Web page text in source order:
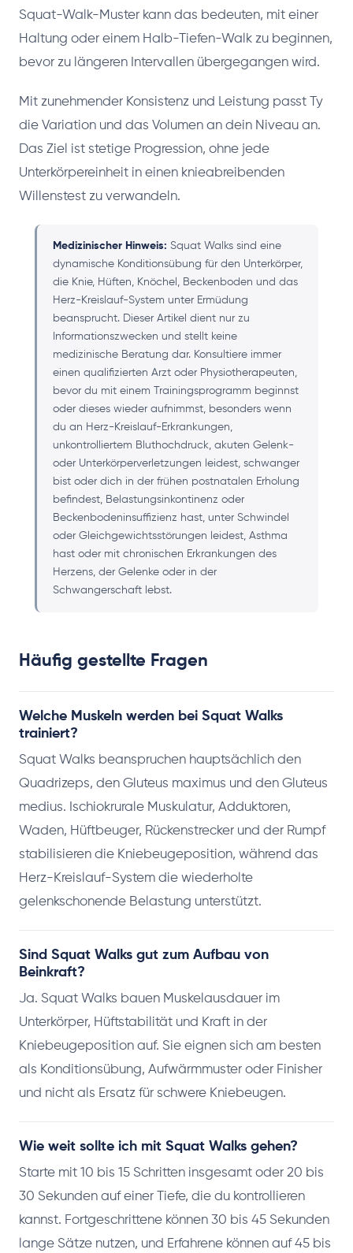
Squat-Walk-Muster kann das bedeuten, mit einer
Haltung oder einem Halb-Tiefen-Walk zu beginnen,
bevor zu längeren Intervallen übergegangen wird.
Mit zunehmender Konsistenz und Leistung passt Ty
die Variation und das Volumen an dein Niveau an.
Das Ziel ist stetige Progression, ohne jede
Unterkörpereinheit in einen knieabreibenden
Willenstest zu verwandeln.
Medizinischer Hinweis: Squat Walks sind eine
dynamische Konditionsübung für den Unterkörper,
die Knie, Hüften, Knöchel, Beckenboden und das
Herz-Kreislauf-System unter Ermüdung
beansprucht. Dieser Artikel dient nur zu
Informationszwecken und stellt keine
medizinische Beratung dar. Konsultiere immer
einen qualifizierten Arzt oder Physiotherapeuten,
bevor du mit einem Trainingsprogramm beginnst
oder dieses wieder aufnimmst, besonders wenn
du an Herz-Kreislauf-Erkrankungen,
unkontrolliertem Bluthochdruck, akuten Gelenk-
oder Unterkörperverletzungen leidest, schwanger
bist oder dich in der frühen postnatalen Erholung
befindest, Belastungsinkontinenz oder
Beckenbodeninsuffizienz hast, unter Schwindel
oder Gleichgewichtsstörungen leidest, Asthma
hast oder mit chronischen Erkrankungen des
Herzens, der Gelenke oder in der
Schwangerschaft lebst.
Häufig gestellte Fragen
Welche Muskeln werden bei Squat Walks
trainiert?
Squat Walks beanspruchen hauptsächlich den
Quadrizeps, den Gluteus maximus und den Gluteus
medius. Ischiokrurale Muskulatur, Adduktoren,
Waden, Hüftbeuger, Rückenstrecker und der Rumpf
stabilisieren die Kniebeugeposition, während das
Herz-Kreislauf-System die wiederholte
gelenkschonende Belastung unterstützt.
Sind Squat Walks gut zum Aufbau von
Beinkraft?
Ja. Squat Walks bauen Muskelausdauer im
Unterkörper, Hüftstabilität und Kraft in der
Kniebeugeposition auf. Sie eignen sich am besten
als Konditionsübung, Aufwärmmuster oder Finisher
und nicht als Ersatz für schwere Kniebeugen.
Wie weit sollte ich mit Squat Walks gehen?
Starte mit 10 bis 15 Schritten insgesamt oder 20 bis
30 Sekunden auf einer Tiefe, die du kontrollieren
kannst. Fortgeschrittene können 30 bis 45 Sekunden
lange Sätze nutzen, und Erfahrene können auf 45 bis